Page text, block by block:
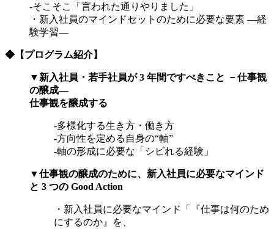
‐そこそこ「言われた通りやりました」
・新入社員のマインドセットのために必要な要素 ―経
験学習―
◆【プログラム紹介】
▼新入社員・若手社員が 3 年間ですべきこと －仕事観
の醸成―
仕事観を醸成する
‐多様化する生き方・働き方
‐方向性を定める自身の“軸”
‐軸の形成に必要な「シビれる経験」
▼仕事観の醸成のために、新入社員に必要なマインド
と 3 つの Good Action
・新入社員に必要なマインド「『仕事は何のため
にするのか』を、